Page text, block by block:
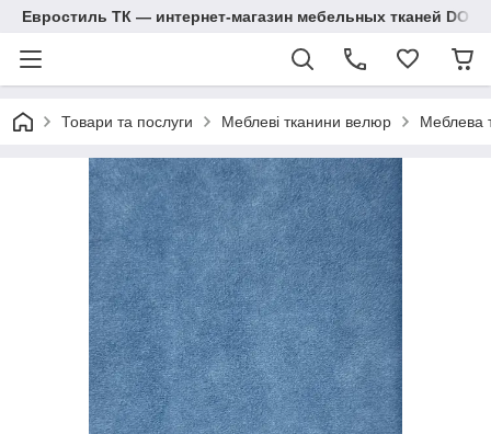
Евростиль ТК — интернет-магазин мебельных тканей
Товари та послуги Меблеві тканини велюр Меблева